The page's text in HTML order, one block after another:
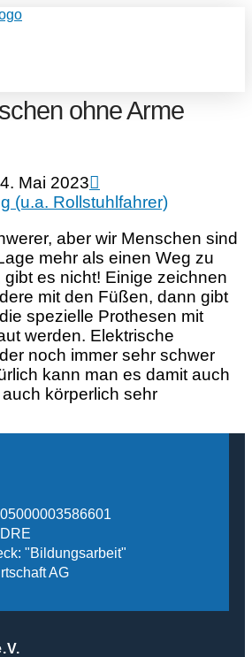
ohne Arme
Mai 2023
(u.a. Rollstuhlfahrer)
aber wir Menschen sind
mehr als einen Weg zu
es nicht! Einige zeichnen
mit den Füßen, dann gibt
spezielle Prothesen mit
werden. Elektrische
noch immer sehr schwer
kann man es damit auch
körperlich sehr
"Bildungsarbeit"
AG